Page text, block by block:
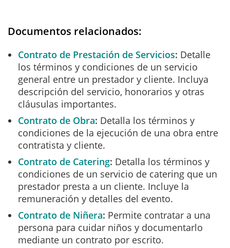
Documentos relacionados:
Contrato de Prestación de Servicios Detalle
los términos y condiciones de un servicio
general entre un prestador y cliente. Incluya
descripción del servicio, honorarios y otras
cláusulas importantes.
Contrato de Obra Detalla los términos y
condiciones de la ejecución de una obra entre
contratista y cliente.
Contrato de Catering Detalla los términos y
condiciones de un servicio de catering que un
prestador presta a un cliente. Incluye la
remuneración y detalles del evento.
Contrato de Niñera Permite contratar a una
persona para cuidar niños y documentarlo
mediante un contrato por escrito.